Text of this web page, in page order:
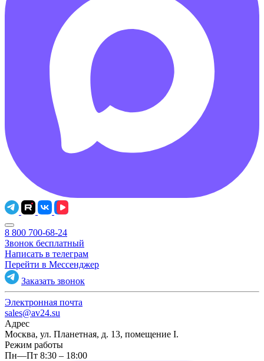
8 800 700-68-24
Звонок бесплатный
Написать в телеграм
Перейти в Мессенджер
Заказать звонок
Электронная почта
sales@av24.su
Адрес
Москва, ул. Планетная, д. 13, помещение I.
Режим работы
Пн—Пт 8:30 – 18:00